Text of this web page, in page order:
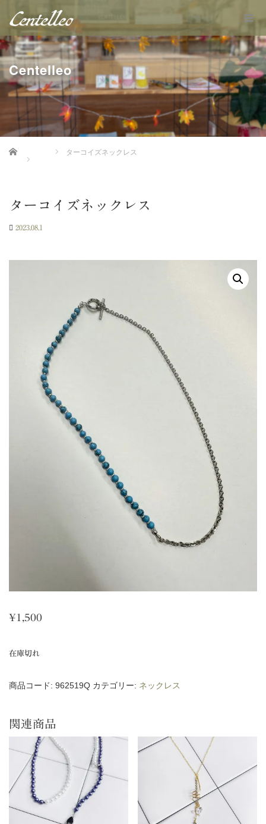
Centelleo
Home ターコイズネックレス
ターコイズネックレス
2023.08.1
¥1,500
在庫切れ
商品コード: 962519Q カテゴリー: ネックレス
関連商品